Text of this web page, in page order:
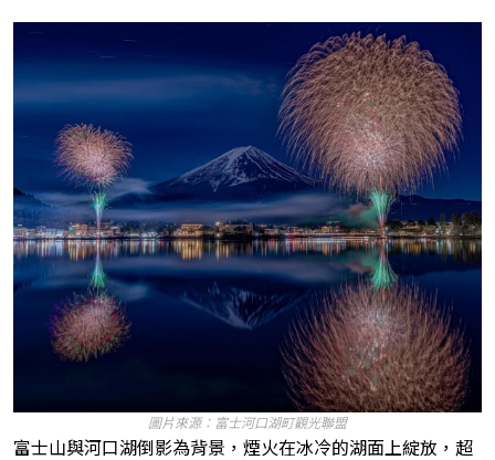
圖片來源：富士河口湖町觀光聯盟
富士山與河口湖倒影為背景，煙火在冰冷的湖面上綻放，超